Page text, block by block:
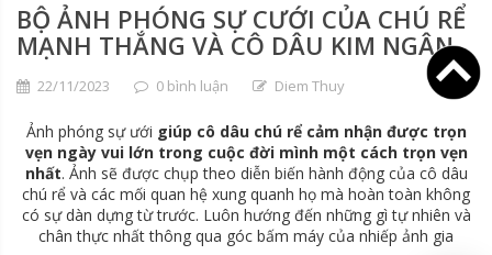
BỘ ẢNH PHÓNG SỰ CƯỚI CỦA CHÚ RỂ
MẠNH THẮNG VÀ CÔ DÂU KIM NGÂN
22/11/2023 0 bình luận Diem Thuy
Ảnh phóng sự ưới giúp cô dâu chú rể cảm nhận được trọn
vẹn ngày vui lớn trong cuộc đời mình một cách trọn vẹn
nhất. Ảnh sẽ được chụp theo diễn biến hành động của cô dâu
chú rể và các mối quan hệ xung quanh họ mà hoàn toàn không
có sự dàn dựng từ trước. Luôn hướng đến những gì tự nhiên và
chân thực nhất thông qua góc bấm máy của nhiếp ảnh gia